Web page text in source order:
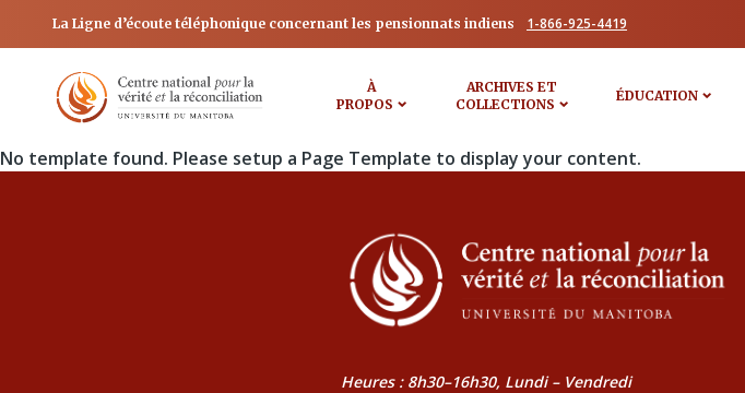
La Ligne d’écoute téléphonique concernant les pensionnats indiens 1-866-925-4419
À
PROPOS
ARCHIVES ET
COLLECTIONS
ÉDUCATION
No template found. Please setup a Page Template to display your content.
Heures : 8h30–16h30, Lundi – Vendredi